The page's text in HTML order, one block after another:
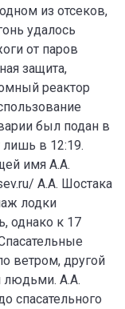
из отсеков,
удалось
от паров
защита,
реактор
был подан в
лишь в 12:19.
имя А.А.
А.А. Шостака
лодки
однако к 17
ветром, другой
людьми. А.А.
спасательного